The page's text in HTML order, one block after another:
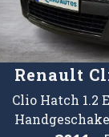
Renault
Clio Hatch 1.2